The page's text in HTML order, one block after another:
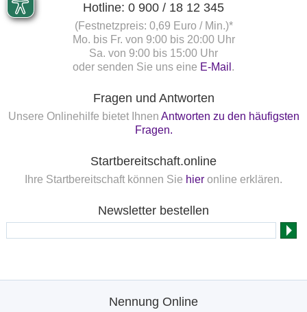
Hotline: 0 900 / 18 12 345
(Festnetzpreis: 0,69 Euro / Min.)*
Mo. bis Fr. von 9:00 bis 20:00 Uhr
Sa. von 9:00 bis 15:00 Uhr
oder senden Sie uns eine E-Mail .
Fragen und Antworten
Unsere Onlinehilfe bietet Ihnen Antworten zu den häufigsten
Fragen.
Startbereitschaft.online
Ihre Startbereitschaft können Sie hier online erklären.
Newsletter bestellen
Nennung Online